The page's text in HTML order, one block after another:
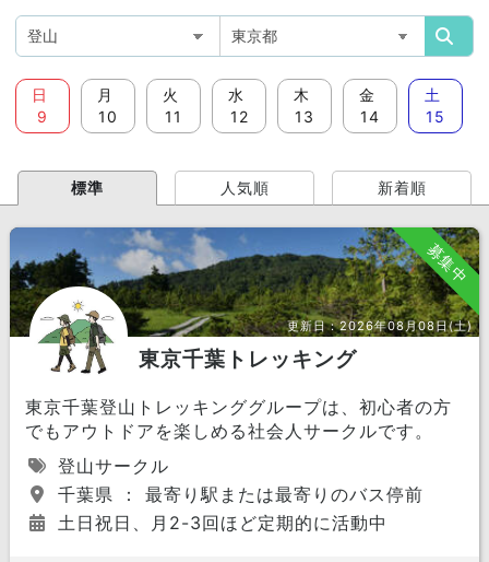
日
9
月
10
火
11
水
12
木
13
金
14
土
15
標準 人気順 新着順
募集中
更新日：2026年08月08日(土)
東京千葉トレッキング
東京千葉登山トレッキンググループは、初心者の方
でもアウトドアを楽しめる社会人サークルです。
登山サークル
千葉県 ： 最寄り駅または最寄りのバス停前
土日祝日、月2-3回ほど定期的に活動中